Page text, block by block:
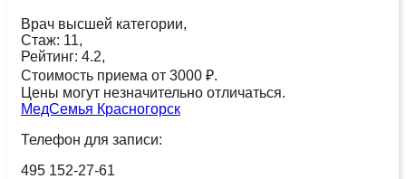
Врач высшей категории,
Стаж: 11,
Рейтинг: 4.2,
Стоимость приема от 3000 ₽.
Цены могут незначительно отличаться.
МедСемья Красногорск
Телефон для записи:
495 152-27-61